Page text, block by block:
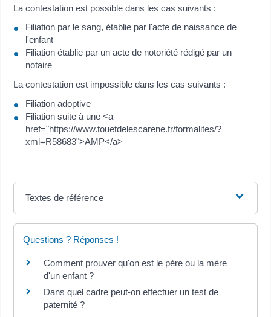
La contestation est possible dans les cas suivants :
Filiation par le sang, établie par l'acte de naissance de
l'enfant
Filiation établie par un acte de notoriété rédigé par un
notaire
La contestation est impossible dans les cas suivants :
Filiation adoptive
Filiation suite à une <a
href="https://www.touetdelescarene.fr/formalites/?
xml=R58683">AMP</a>
Textes de référence
Questions ? Réponses !
Comment prouver qu'on est le père ou la mère
d'un enfant ?
Dans quel cadre peut-on effectuer un test de
paternité ?